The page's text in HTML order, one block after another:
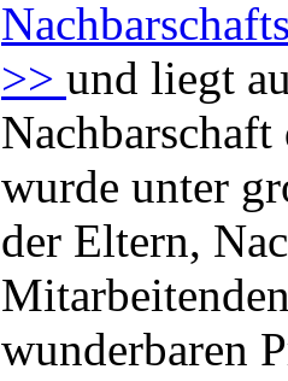
>> und liegt
wurde unter
der Eltern,
wunderbaren